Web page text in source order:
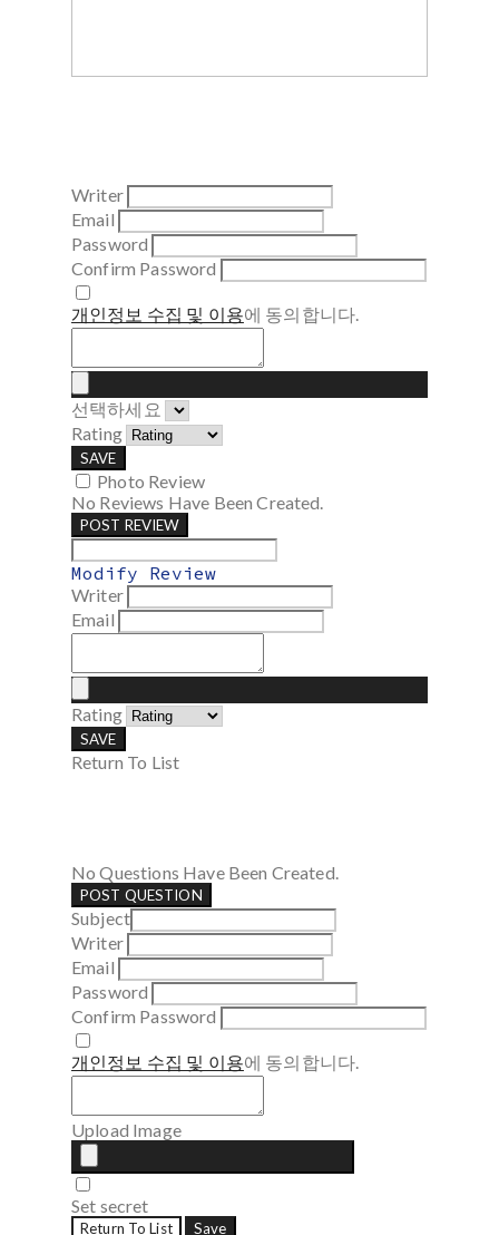
Writer
Email
Password
Confirm Password
개인정보 수집 및 이용에 동의합니다.
선택하세요
Rating
SAVE
Photo Review
No Reviews Have Been Created.
POST REVIEW
Modify Review
Writer
Email
Rating
SAVE
Return To List
No Questions Have Been Created.
POST QUESTION
Subject
Writer
Email
Password
Confirm Password
개인정보 수집 및 이용에 동의합니다.
Upload Image
Set secret
Return To List Save